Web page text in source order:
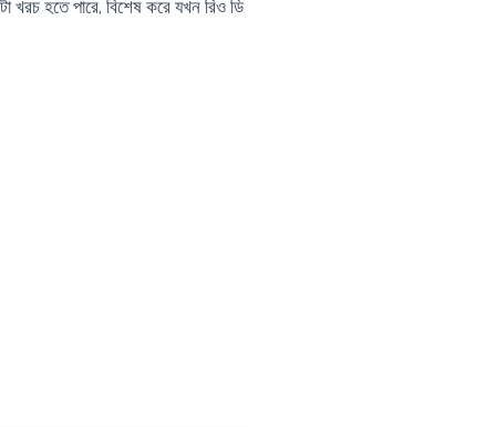
খরচ হতে পারে, বিশেষ করে যখন রিও ডি